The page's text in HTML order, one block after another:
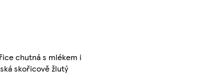
chutná s mlékem i
skořicově žlutý